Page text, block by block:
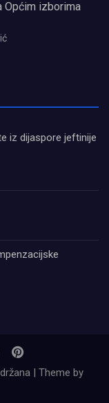
Općim izborima
iz dijaspore jeftinije
| Theme by